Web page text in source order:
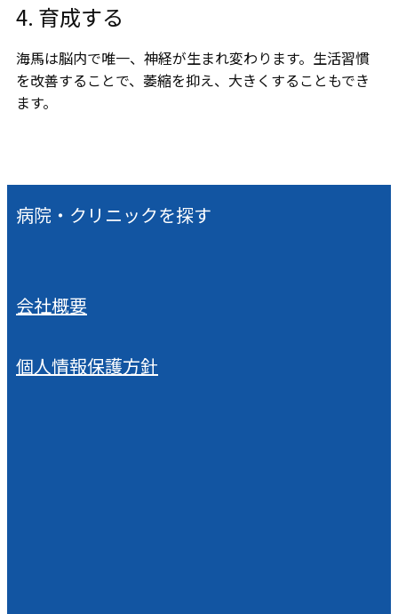
4. 育成する
海馬は脳内で唯一、神経が生まれ変わります。生活習慣
を改善することで、萎縮を抑え、大きくすることもでき
ます。
病院・クリニックを探す
会社概要
個人情報保護方針